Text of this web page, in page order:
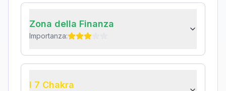
Zona della Finanza
Importanza:
I 7 Chakra